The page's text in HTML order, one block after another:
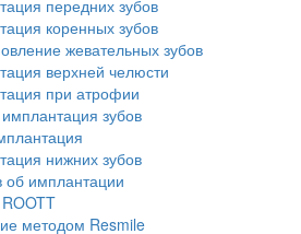
передних зубов
коренных зубов
жевательных зубов
верхней челюсти
при атрофии
зубов
нижних зубов
имплантации
методом Resmile